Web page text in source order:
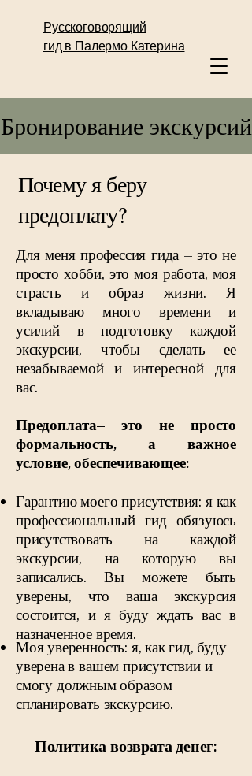
Русскоговорящий
гид в Палермо Катерина
Бронирование экскурсий
Почему я беру
предоплату?
Для меня профессия гида – это не
просто хобби, это моя работа, моя
страсть и образ жизни. Я
вкладываю много времени и
усилий в подготовку каждой
экскурсии, чтобы сделать ее
незабываемой и интересной для
вас.
Предоплата– это не просто
формальность, а важное
условие, обеспечивающее:
Гарантию моего присутствия: я как
профессиональный гид обязуюсь
присутствовать на каждой
экскурсии, на которую вы
записались. Вы можете быть
уверены, что ваша экскурсия
состоится, и я буду ждать вас в
назначенное время.
Моя уверенность: я, как гид, буду
уверена в вашем присутствии и
смогу должным образом
спланировать экскурсию.
Политика возврата денег: